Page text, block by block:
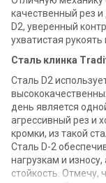
качественный рез и
D2, уверенный
ухватистая рукоять
Сталь клинка
Сталь D2
день является
агрессивный рез и
кромки, из такой
Сталь D-2
нагрузкам и
стойкость. Отмечу,